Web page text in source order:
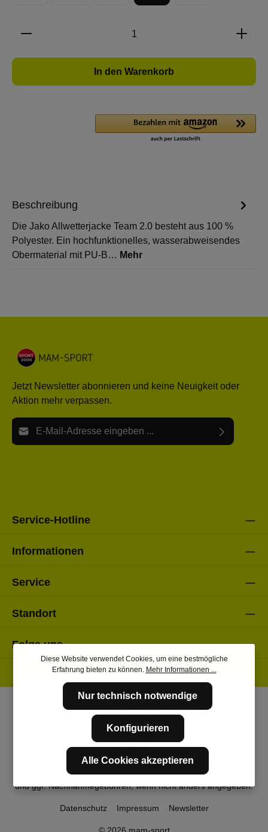
Produkt Anzahl: Gib den gewünschten
In den Warenkorb
Beschreibung
Die Jako Allwetterjacke Team 2.0 besteht aus 100 %
Polyester. Ein hochfunktionelles, wasserabweisendes
Obermaterial mit PU-B… Mehr
Jetzt Newsletter abonnieren und keine Neuigkeit oder
Aktion mehr verpassen.
E-Mail-Adresse*
Service-Hotline
Informationen
Service
Standort
Folge uns
* Alle Preise inkl. gesetzl. Mehrwertsteuer zzgl.Versandkosten
und ggf. Nachnahmegebühren, wenn nicht anders angegeben.
Datenschutz Impressum Newsletter
Diese Website verwendet Cookies, um eine bestmögliche
Erfahrung bieten zu können. Mehr Informationen ...
Nur technisch notwendige
Konfigurieren
Alle Cookies akzeptieren